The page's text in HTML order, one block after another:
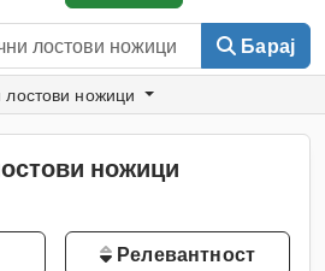
Барај
ножици
ножици
Релевантност